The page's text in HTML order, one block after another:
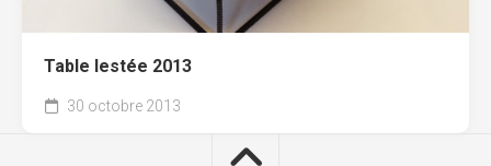
Table lestée 2013
30 octobre 2013